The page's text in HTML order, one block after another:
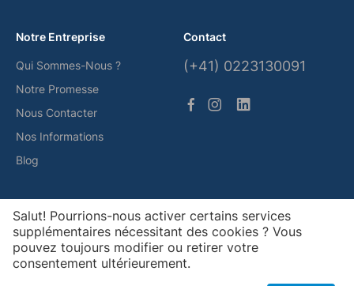
Notre Entreprise
Qui Sommes-Nous ?
Notre Promesse
Nous Contacter
Nos Informations
Blog
Contact
(+41) 0223130091
Salut! Pourrions-nous activer certains services
supplémentaires nécessitant des cookies ? Vous
pouvez toujours modifier ou retirer votre
consentement ultérieurement.